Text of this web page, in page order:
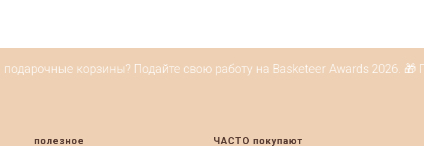
корзины? Подайте свою работу на Basketeer Awards 2026. 🎁
полезное ЧАСТО покупают